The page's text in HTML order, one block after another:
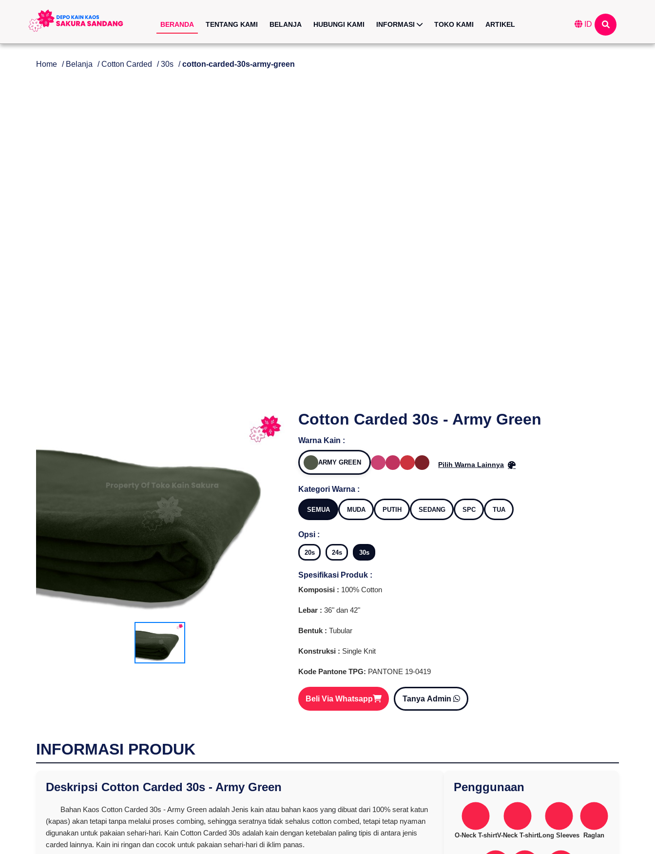
BERANDA TENTANG KAMI BELANJA HUBUNGI KAMI INFORMASI TOKO KAMI ARTIKEL ID
Home / Belanja /Cotton Carded /30s /cotton-carded-30s-army-green
Cotton Carded 30s - Army Green
Warna Kain :
ARMY GREEN Pilih Warna Lainnya
Kategori Warna :
SEMUA MUDA PUTIH SEDANG SPC TUA
Opsi :
20s 24s 30s
Spesifikasi Produk :
Komposisi : 100% Cotton
Lebar : 36" dan 42"
Bentuk : Tubular
Konstruksi : Single Knit
Kode Pantone TPG: PANTONE 19-0419
Beli Via Whatsapp Tanya Admin
INFORMASI PRODUK
Deskripsi Cotton Carded 30s - Army Green
Bahan Kaos Cotton Carded 30s - Army Green adalah Jenis kain atau bahan kaos yang dibuat dari 100% serat katun
(kapas) akan tetapi tanpa melalui proses combing, sehingga seratnya tidak sehalus cotton combed, tetapi tetap nyaman
digunakan untuk pakaian sehari-hari. Kain Cotton Carded 30s adalah kain dengan ketebalan paling tipis di antara jenis
carded lainnya. Kain ini ringan dan cocok untuk pakaian sehari-hari di iklim panas.
Penggunaan
O-Neck T-shirtV-Neck T-shirtLong Sleeves Raglan